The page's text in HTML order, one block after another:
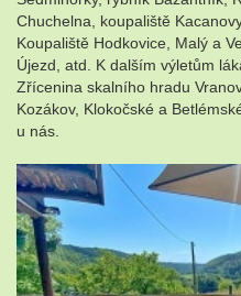
Chuchelna, koupaliště
Koupaliště Hodkovice, Malý a
Újezd, atd. K dalším výletům
Zřícenina skalního hradu
Kozákov, Klokočské a
u nás.